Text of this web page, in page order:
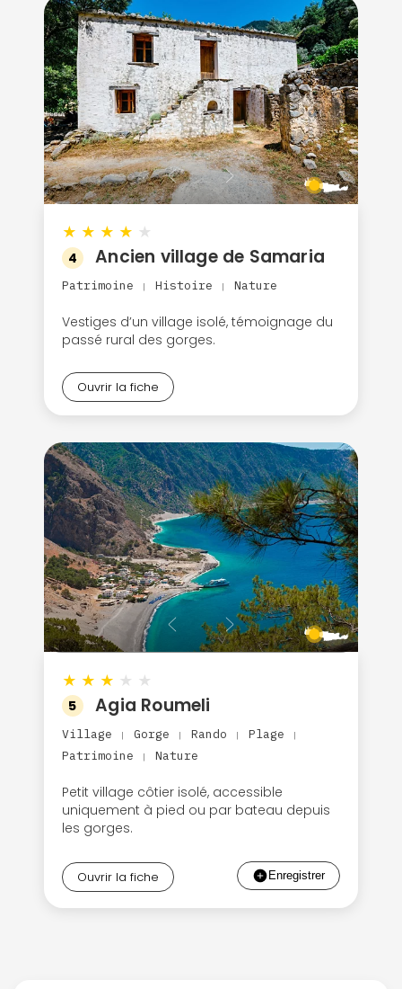
★ ★ ★ ★ ★
4 Ancien village de Samaria
Patrimoine | Histoire | Nature
Vestiges d’un village isolé, témoignage du
passé rural des gorges.
Ouvrir la fiche
★ ★ ★ ★ ★
5 Agia Roumeli
Village | Gorge | Rando | Plage |
Patrimoine | Nature
Petit village côtier isolé, accessible
uniquement à pied ou par bateau depuis
les gorges.
Ouvrir la fiche